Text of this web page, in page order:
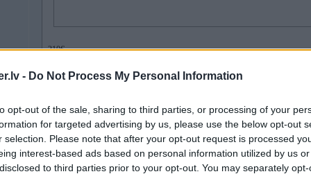
- Do Not Process My Personal Information
opt-out of the sale, sharing to third parties, or processing of your
for targeted advertising by us, please use the below opt-out
selection. Please note that after your opt-out request is processed
interest-based ads based on personal information utilized by us
to third parties prior to your opt-out. You may separately
210€
17. Apr 2023, 00:12
Meklēju 1 Riepu
Sailun Atrezzo zsr 225/45 R17